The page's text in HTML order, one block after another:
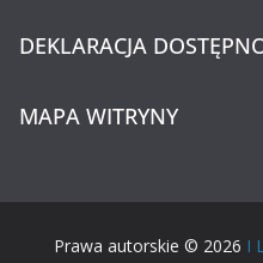
DEKLARACJA
MAPA WITRYNY
Prawa autorskie © 2026 I